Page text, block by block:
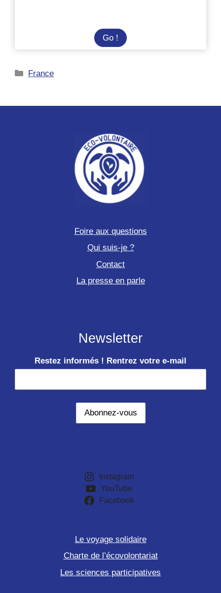
Go ! France
:
et
émerveillement
Catégories
France
Foire aux questions
Qui suis-je ?
Contact
La presse en parle
Newsletter
Restez informés ! Rentrez votre e-mail
Instagram
YouTube
Facebook
Le voyage solidaire
Charte de l’écovolontariat
Les sciences participatives